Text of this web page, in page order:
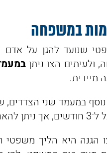
במשפחה
שנועד להגן על
ולעיתים הצו ניתן
מיידית.
נוסף במעמד שני
לנסיבות.
הגנה היא הליך